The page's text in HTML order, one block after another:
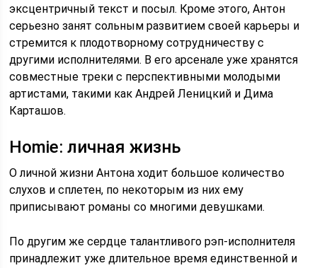
эксцентричный текст и посыл. Кроме этого, Антон
серьезно занят сольным развитием своей карьеры и
стремится к плодотворному сотрудничеству с
другими исполнителями. В его арсенале уже хранятся
совместные треки с перспективными молодыми
артистами, такими как Андрей Леницкий и Дима
Карташов.
Homie: личная жизнь
О личной жизни Антона ходит большое количество
слухов и сплетен, по некоторым из них ему
приписывают романы со многими девушками.
По другим же сердце талантливого рэп-исполнителя
принадлежит уже длительное время единственной и